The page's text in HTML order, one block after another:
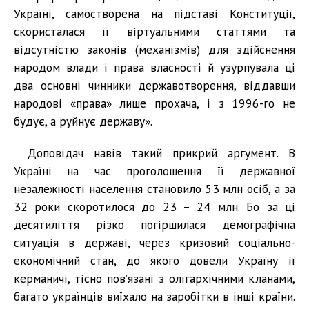
Україні, самостворена на підставі Конституції,
скористалася її віртуальними статтями та
відсутністю законів (механізмів) для здійснення
народом влади і права власності й узурпувала ці
два основні чинники державотворення, віддавши
народові «права» лише прохача, і з 1996-го не
будує, а руйнує державу».
Доповідач навів такий прикрий аргумент. В
Україні на час проголошення її державної
незалежності населення становило 53 млн осіб, а за
32 роки скоротилося до 23 – 24 млн. Бо за ці
десятиліття різко погіршилася демографічна
ситуація в державі, через кризовий соціально-
економічний стан, до якого довели Україну її
керманичі, тісно пов’язані з олігархічними кланами,
багато українців виїхало на заробітки в інші країни.